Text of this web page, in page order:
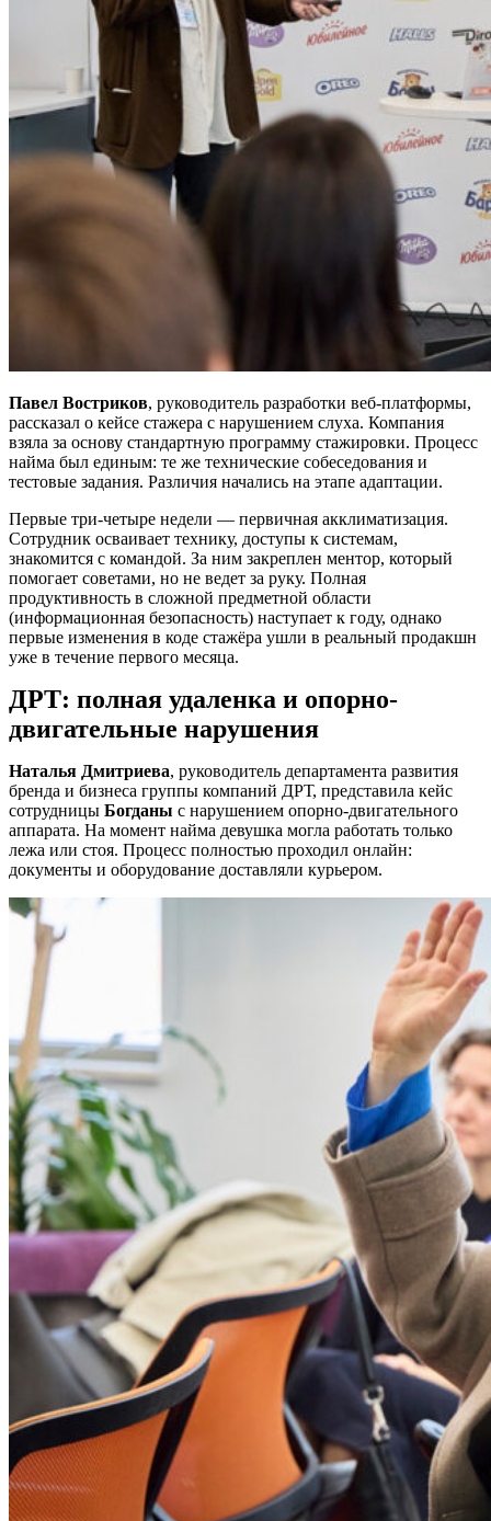
Павел Востриков, руководитель разработки веб-платформы,
рассказал о кейсе стажера с нарушением слуха. Компания
взяла за основу стандартную программу стажировки. Процесс
найма был единым: те же технические собеседования и
тестовые задания. Различия начались на этапе адаптации.
Первые три-четыре недели — первичная акклиматизация.
Сотрудник осваивает технику, доступы к системам,
знакомится с командой. За ним закреплен ментор, который
помогает советами, но не ведет за руку. Полная
продуктивность в сложной предметной области
(информационная безопасность) наступает к году, однако
первые изменения в коде стажёра ушли в реальный продакшн
уже в течение первого месяца.
ДРТ: полная удаленка и опорно-
двигательные нарушения
Наталья Дмитриева, руководитель департамента развития
бренда и бизнеса группы компаний ДРТ, представила кейс
сотрудницы Богданы с нарушением опорно-двигательного
аппарата. На момент найма девушка могла работать только
лежа или стоя. Процесс полностью проходил онлайн:
документы и оборудование доставляли курьером.